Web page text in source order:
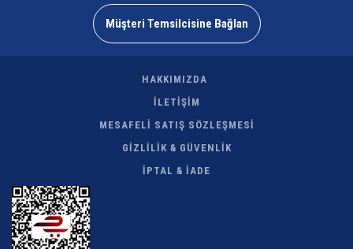
Müşteri Temsilcisine Bağlan
HAKKIMIZDA
İLETİŞİM
MESAFELİ SATIŞ SÖZLEŞMESİ
GİZLİLİK & GÜVENLİK
İPTAL & İADE